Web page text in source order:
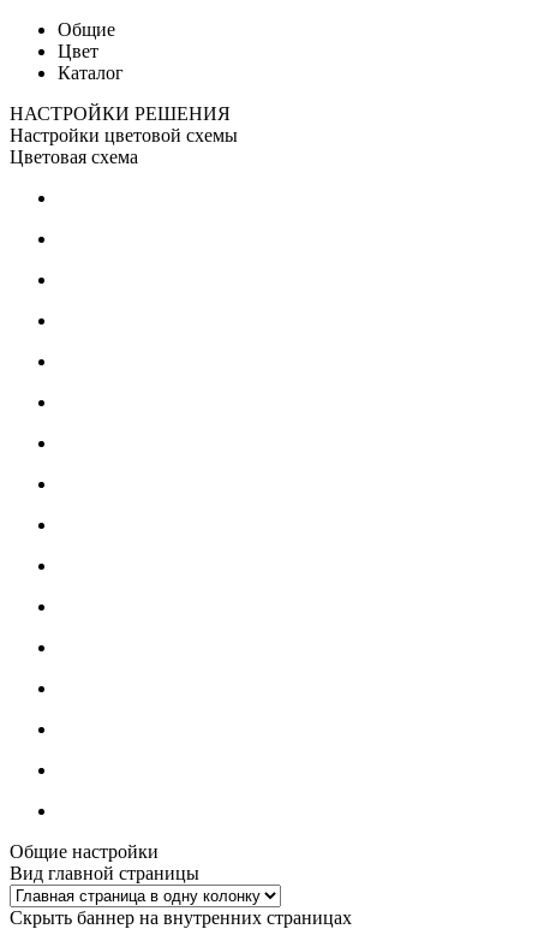
Общие
Цвет
Каталог
НАСТРОЙКИ РЕШЕНИЯ
Настройки цветовой схемы
Цветовая схема
Общие настройки
Вид главной страницы
Скрыть баннер на внутренних страницах